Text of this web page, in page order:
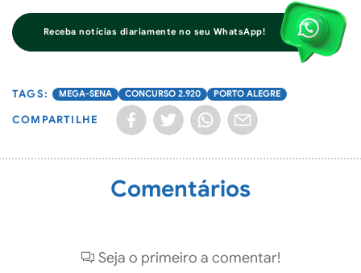
Receba notícias diariamente no seu WhatsApp!
MEGA-SENA CONCURSO 2.920 PORTO ALEGRE
COMPARTILHE
Comentários
Seja o primeiro a comentar!